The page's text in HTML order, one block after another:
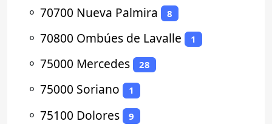
⚬ 70700 Nueva Palmira 8
⚬ 70800 Ombúes de Lavalle 1
⚬ 75000 Mercedes 28
⚬ 75000 Soriano 1
⚬ 75100 Dolores 9